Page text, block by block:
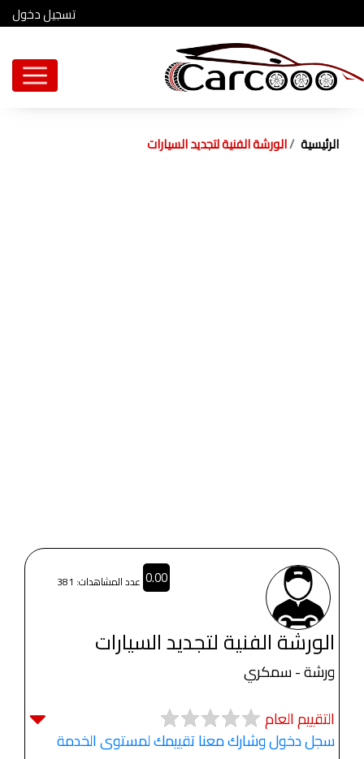
تسجيل دخول
الرئيسية الورشة الفنية لتجديد السيارات
الورشة الفنية لتجديد السيارات
ورشة - سمكري
التقييم العام
سجل دخول وشارك معنا تقييمك لمستوى الخدمة
0.00 عدد المشاهدات: 381